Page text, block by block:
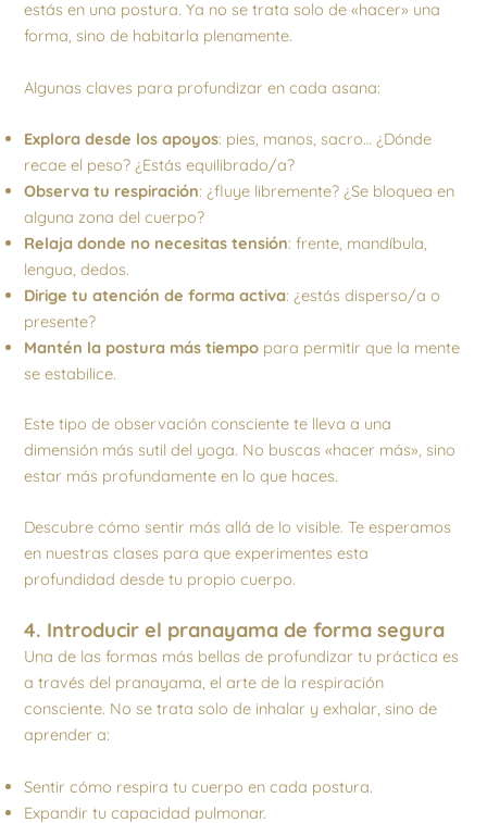
estás en una postura. Ya no se trata solo de «hacer» una
forma, sino de habitarla plenamente.
Algunas claves para profundizar en cada asana:
Explora desde los apoyos: pies, manos, sacro… ¿Dónde
recae el peso? ¿Estás equilibrado/a?
Observa tu respiración: ¿fluye libremente? ¿Se bloquea en
alguna zona del cuerpo?
Relaja donde no necesitas tensión: frente, mandíbula,
lengua, dedos.
Dirige tu atención de forma activa: ¿estás disperso/a o
presente?
Mantén la postura más tiempo para permitir que la mente
se estabilice.
Este tipo de observación consciente te lleva a una
dimensión más sutil del yoga. No buscas «hacer más», sino
estar más profundamente en lo que haces.
Descubre cómo sentir más allá de lo visible. Te esperamos
en nuestras clases para que experimentes esta
profundidad desde tu propio cuerpo.
4. Introducir el pranayama de forma segura
Una de las formas más bellas de profundizar tu práctica es
a través del pranayama, el arte de la respiración
consciente. No se trata solo de inhalar y exhalar, sino de
aprender a:
Sentir cómo respira tu cuerpo en cada postura.
Expandir tu capacidad pulmonar.